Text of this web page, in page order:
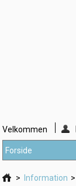
Velkommen
> Information >